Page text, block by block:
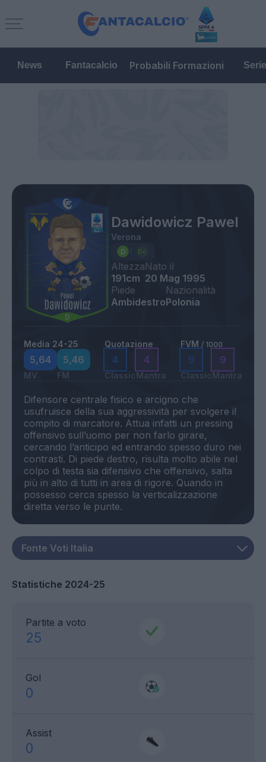
News Fantacalcio Probabili Formazioni
Dawidowicz Pawel
Verona
Altezza
191cm
Nato il
20 Mag 1995
Piede
Ambidestro
Nazionalità
Polonia
Media 24-25
5,64
MV
5,46
FM
Quotazione
4
Classic
4
Mantra
FVM / 1000
9
Classic
9
Mantra
Difensore centrale fisico e arcigno che
usufruisce della sua aggressività per svolgere il
compito di marcatore. Attua infatti un pressing
offensivo sull’uomo per non farlo girare,
cercando l’anticipo ed entrando spesso duro nei
contrasti. Di piede destro, risulta molto abile nel
colpo di testa sia difensivo che offensivo, salta
più in alto di tutti in area di rigore. Quando in
possesso cerca spesso la verticalizzazione
Statistiche 2024-25
Partite a voto
25
Gol
0
Assist
0